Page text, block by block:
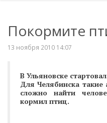
Покормите
13 ноября 2010 14:07
В Ульяновске
Для Челябинска такие
сложно найти
кормил птиц.